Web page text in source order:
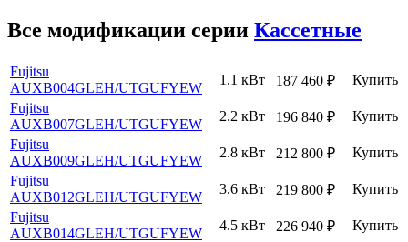
Все модификации серии Кассетные
Fujitsu
AUXB004GLEH/UTGUFYEW
1.1 кВт 187 460 ₽
Купить
Fujitsu
AUXB007GLEH/UTGUFYEW
2.2 кВт 196 840 ₽
Купить
Fujitsu
AUXB009GLEH/UTGUFYEW
2.8 кВт 212 800 ₽
Купить
Fujitsu
AUXB012GLEH/UTGUFYEW
3.6 кВт 219 800 ₽
Купить
Fujitsu
AUXB014GLEH/UTGUFYEW
4.5 кВт 226 940 ₽
Купить